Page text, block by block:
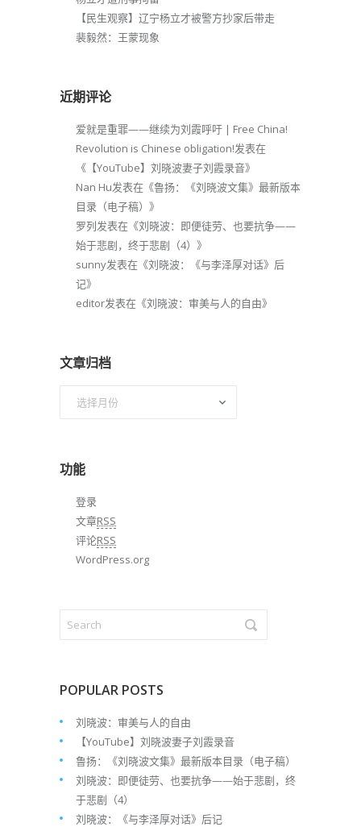
【民生观察】辽宁杨立才被警方抄家后带走
裴毅然：王蒙现象
近期评论
爱就是重罪——继续为刘霞呼吁 | Free China!
Revolution is Chinese obligation!发表在
《 【YouTube】刘晓波妻子刘霞录音》
Nan Hu发表在《鲁扬：《刘晓波文集》最新版本
目录（电子稿） 》
罗列发表在《刘晓波：即便徒劳、也要抗争——
始于悲剧，终于悲剧（4） 》
sunny发表在《刘晓波：《与李泽厚对话》后
记》
editor发表在《刘晓波：审美与人的自由》
文章归档
功能
登录
文章RSS
评论RSS
WordPress.org
POPULAR POSTS
刘晓波：审美与人的自由
【YouTube】刘晓波妻子刘霞录音
鲁扬：《刘晓波文集》最新版本目录（电子稿）
刘晓波：即便徒劳、也要抗争——始于悲剧，终
于悲剧（4）
刘晓波：《与李泽厚对话》后记